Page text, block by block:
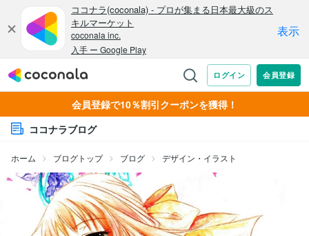
会員登録で10％割引クーポンを獲得！
ココナラブログ
ホーム ブログトップ ブログ デザイン・イラスト